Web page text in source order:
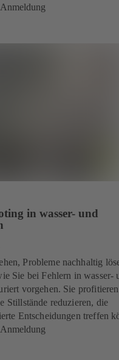
in wasser- und
Probleme nachhaltig
Sie bei Fehlern in wasser-
vorgehen. Sie
Stillstände reduzieren, die
Entscheidungen treffen